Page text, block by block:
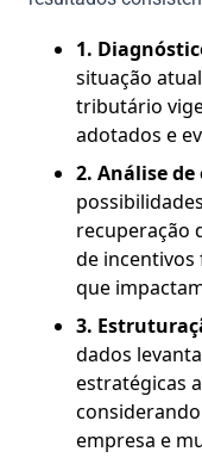
1.
situação
tributário
adotados e
2. Análise
recuperação
de incentivos
que
3.
dados
estratégicas
empresa e